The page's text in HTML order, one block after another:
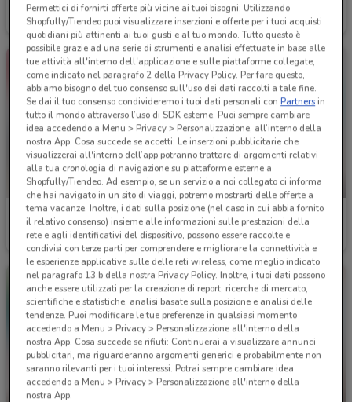
Scade il 30/09 6.1 km Scade il 31/08 6.1 km
Conad Superstore
Scade il 30/09 6.1 km
NUOVO
Conad Superstore
Scade martedì
Permettici di fornirti offerte più vicine ai tuoi bisogni: Utilizzando
Shopfully/Tiendeo puoi visualizzare inserzioni e offerte per i tuoi acquisti
quotidiani più attinenti ai tuoi gusti e al tuo mondo. Tutto questo è
possibile grazie ad una serie di strumenti e analisi effettuate in base alle
tue attività all'interno dell'applicazione e sulle piattaforme collegate,
come indicato nel paragrafo 2 della Privacy Policy. Per fare questo,
abbiamo bisogno del tuo consenso sull'uso dei dati raccolti a tale fine.
Se dai il tuo consenso condivideremo i tuoi dati personali conPartnersin
tutto il mondo attraverso l’uso di SDK esterne. Puoi sempre cambiare
idea accedendo a Menu > Privacy > Personalizzazione, all’interno della
nostra App. Cosa succede se accetti: Le inserzioni pubblicitarie che
visualizzerai all'interno dell’app potranno trattare di argomenti relativi
alla tua cronologia di navigazione su piattaforme esterne a
Shopfully/Tiendeo. Ad esempio, se un servizio a noi collegato ci informa
che hai navigato in un sito di viaggi, potremo mostrarti delle offerte a
tema vacanze. Inoltre, i dati sulla posizione (nel caso in cui abbia fornito
il relativo consenso) insieme alle informazioni sulle prestazioni della
rete e agli identificativi del dispositivo, possono essere raccolte e
condivisi con terze parti per comprendere e migliorare la connettività e
le esperienze applicative sulle delle reti wireless, come meglio indicato
nel paragrafo 13.b della nostra Privacy Policy. Inoltre, i tuoi dati possono
anche essere utilizzati per la creazione di report, ricerche di mercato,
scientifiche e statistiche, analisi basate sulla posizione e analisi delle
tendenze. Puoi modificare le tue preferenze in qualsiasi momento
accedendo a Menu > Privacy > Personalizzazione all'interno della
nostra App. Cosa succede se rifiuti: Continuerai a visualizzare annunci
pubblicitari, ma riguarderanno argomenti generici e probabilmente non
saranno rilevanti per i tuoi interessi. Potrai sempre cambiare idea
accedendo a Menu > Privacy > Personalizzazione all'interno della
nostra App.